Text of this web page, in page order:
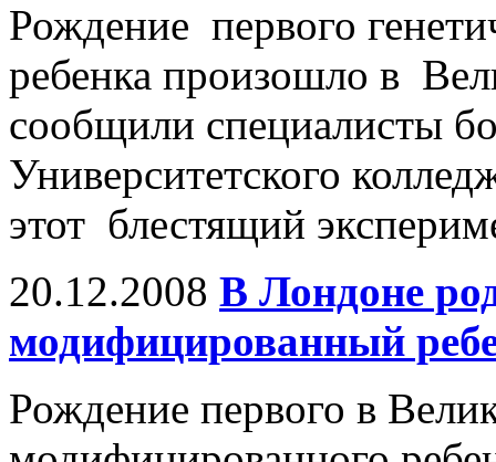
Рождение первого
ребенка произошло в
сообщили специалисты
Университетского
этот блестящий
20.12.2008 В Лондоне
модифицированный
Рождение первого в